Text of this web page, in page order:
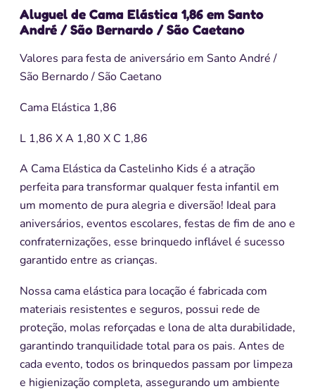
Aluguel de Cama Elástica 1,86 em Santo
André / São Bernardo / São Caetano
Valores para festa de aniversário em Santo André /
São Bernardo / São Caetano
Cama Elástica 1,86
L 1,86 X A 1,80 X C 1,86
A Cama Elástica da Castelinho Kids é a atração
perfeita para transformar qualquer festa infantil em
um momento de pura alegria e diversão! Ideal para
aniversários, eventos escolares, festas de fim de ano e
confraternizações, esse brinquedo inflável é sucesso
garantido entre as crianças.
Nossa cama elástica para locação é fabricada com
materiais resistentes e seguros, possui rede de
proteção, molas reforçadas e lona de alta durabilidade,
garantindo tranquilidade total para os pais. Antes de
cada evento, todos os brinquedos passam por limpeza
e higienização completa, assegurando um ambiente